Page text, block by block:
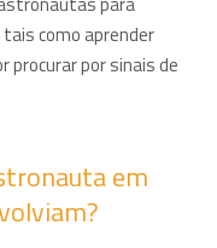
como aprender
procurar por sinais de
em